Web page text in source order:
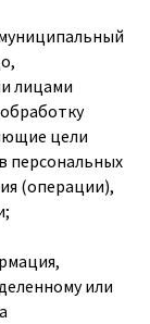
лицами
цели
персональных
(операции),
или